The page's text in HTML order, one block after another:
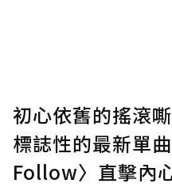
初心依舊的搖滾
標誌性的最新單
Follow〉直擊內